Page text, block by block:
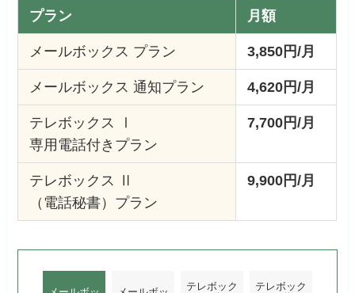
プラン 月額
メールボックス プラン 3,850円/月
メールボックス 通知プラン 4,620円/月
テレボックス Ⅰ
専用電話付きプラン
7,700円/月
テレボックス Ⅱ
（電話秘書）プラン
9,900円/月
テレボック
テレボック